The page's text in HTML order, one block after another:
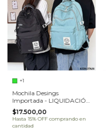
+1
Mochila Desings
Importada - LIQUIDACIÓN
(62ZB12TA26)
$17.500,00
Hasta 15% OFF comprando en
cantidad